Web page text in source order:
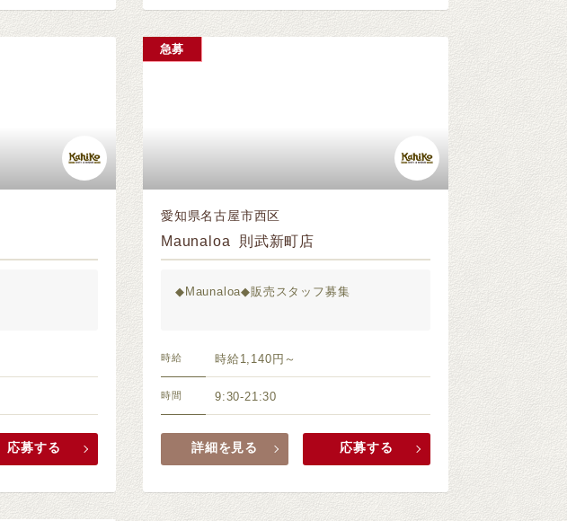
応募する
愛知県名古屋市西区
Maunaloa 則武新町店
◆Maunaloa◆販売スタッフ募集
時給 時給1,140円～
時間 9:30-21:30
急募
詳細を見る 応募する